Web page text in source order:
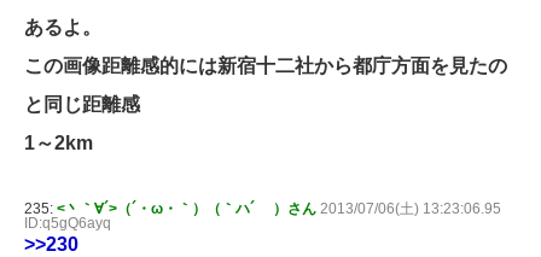
あるよ。
この画像距離感的には新宿十二社から都庁方面を見たの
と同じ距離感
1～2km
235: <丶｀∀´>（´・ω・｀）（｀ハ´ ）さん 2013/07/06(土) 13:23:06.95
ID:q5gQ6ayq
>>230